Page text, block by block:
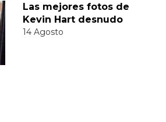
Las mejores fotos de
Kevin Hart desnudo
14 Agosto